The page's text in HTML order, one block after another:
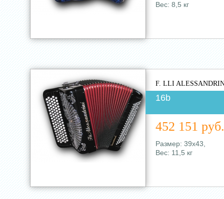
Вес: 8,5 кг
F. LLI
16b
452 151 руб.
Размер: 39х43,
Вес: 11,5 кг